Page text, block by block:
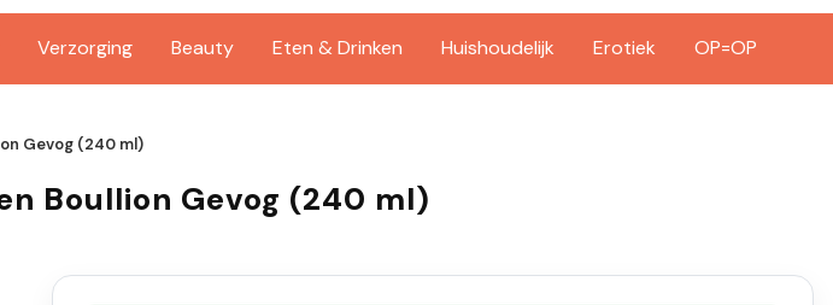
Verzorging Beauty Eten & Drinken Huishoudelijk Erotiek OP=OP
Gevog (240 ml)
Boullion Gevog (240 ml)